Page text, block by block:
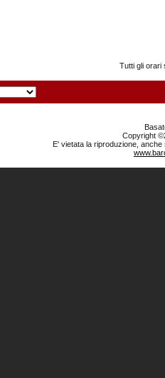
Tutti gli orari
Copyright
E' vietata la riproduzione,